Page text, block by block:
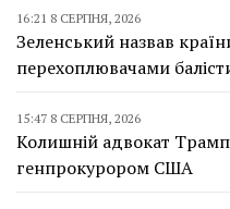
16:21 8 СЕРПНЯ, 2026
Зеленський назвав
перехоплювачами
15:47 8 СЕРПНЯ, 2026
Колишній адвокат
генпрокурором США